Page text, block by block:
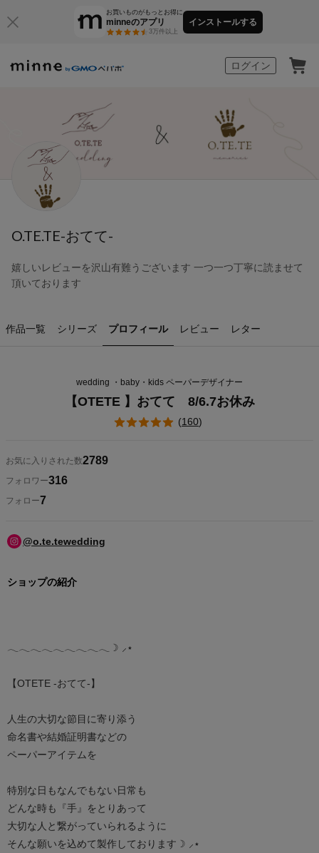
お買いものがもっとお得に
minneのアプリ
3万件以上
インストールする
ログイン
O.TE.TE-おてて-
嬉しいレビューを沢山有難うございます 一つ一つ丁寧に読ませて
頂いております
作品一覧 シリーズ プロフィール レビュー レター
wedding ・baby・kids ペーパーデザイナー
【OTETE 】おてて 8/6.7お休み
(160)
お気に入りされた数2789
フォロワー316
フォロー7
@o.te.tewedding
ショップの紹介
𓂃𓂃𓂃𓂃𓂃𓂃𓂃𓂃𓂃☽ ‪⸝⋆
【OTETE -おてて-】
人生の大切な節目に寄り添う
命名書や結婚証明書などの
ペーパーアイテムを
特別な日もなんでもない日常も
どんな時も『手』をとりあって
大切な人と繋がっていられるように
そんな願いを込めて製作しております☽ ‪⸝⋆